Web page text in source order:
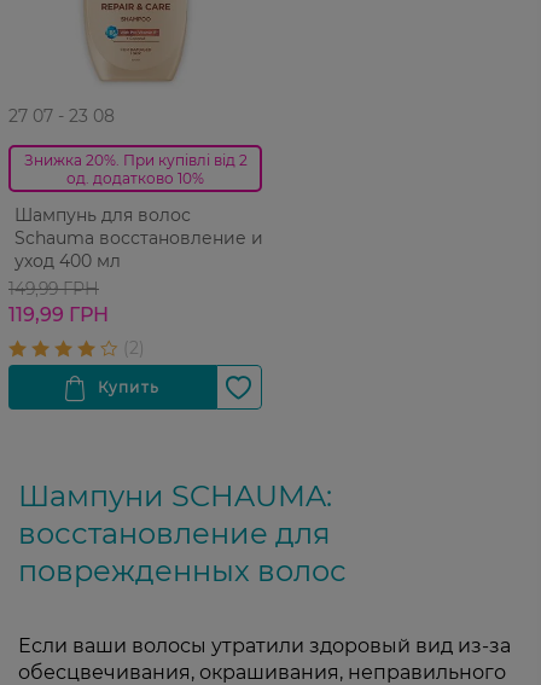
27 07 - 23 08
Знижка 20%. При купівлі від 2
од. додатково 10%
Шампунь для волос
Schauma восстановление и
уход 400 мл
149,99 ГРН
119,99 ГРН
Шампуни SCHAUMA:
восстановление для
поврежденных волос
Если ваши волосы утратили здоровый вид из-за
обесцвечивания, окрашивания, неправильного